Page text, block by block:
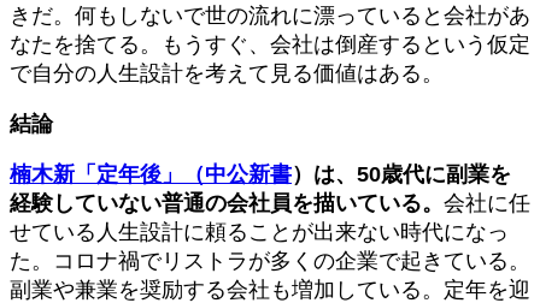
きだ。何もしないで世の流れに漂っていると会社があ
なたを捨てる。もうすぐ、会社は倒産するという仮定
で自分の人生設計を考えて見る価値はある。
結論
楠木新「定年後」（中公新書）は、50歳代に副業を
経験していない普通の会社員を描いている。 会社に任
せている人生設計に頼ることが出来ない時代になっ
た。コロナ禍でリストラが多くの企業で起きている。
副業や兼業を奨励する会社も増加している。定年を迎